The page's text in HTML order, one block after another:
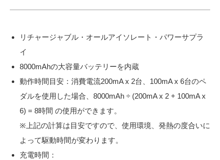
リチャージャブル・オールアイソレート・パワーサプラ
イ
8000mAhの大容量バッテリーを内蔵
動作時間目安：消費電流200mA x 2台、100mA x 6台のペ
ダルを使用した場合、8000mAh ÷ (200mA x 2 + 100mA x
6) = 8時間 の使用ができます。
※上記の計算は目安ですので、使用環境、発熱の度合いに
よって駆動時間が変わります。
充電時間：